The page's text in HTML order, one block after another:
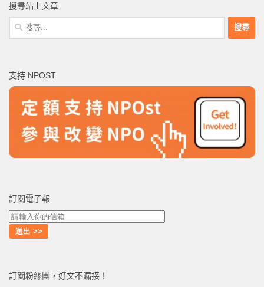
搜尋站上文章
搜
尋
字:
支持 NPOST
訂閱電子報
訂閱粉絲團，好文不漏接！